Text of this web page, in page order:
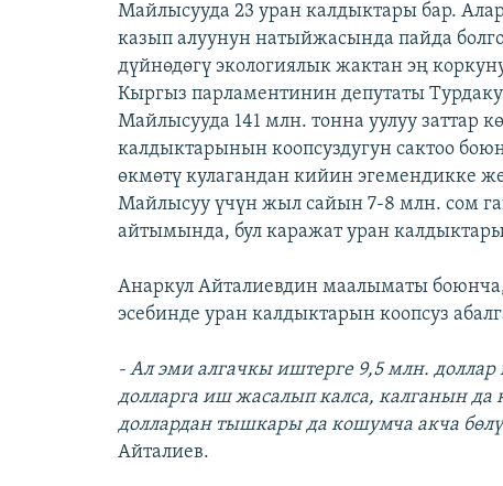
Майлысууда 23 уран калдыктары бар.
казып алуунун натыйжасында пайда
дүйнөдөгү экологиялык жактан эң
Кыргыз парламентинин депутаты
Майлысууда 141 млн. тонна уулуу заттар
калдыктарынын коопсуздугун сактоо
өкмөтү кулагандан кийин эгемендикке
Майлысуу үчүн жыл сайын 7-8 млн. сом
айтымында, бул каражат уран
Анаркул Айталиевдин маалыматы
эсебинде уран калдыктарын коопсуз
- Ал эми алгачкы иштерге 9,5 млн. доллар
долларга иш жасалып калса, калганын
доллардан тышкары да кошумча акча
Айталиев.